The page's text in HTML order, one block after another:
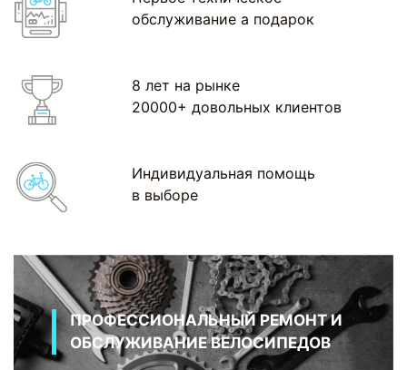
обслуживание а подарок
8 лет на рынке
20000+ довольных клиентов
Индивидуальная помощь
в выборе
ПРОФЕССИОНАЛЬНЫЙ РЕМОНТ И
ОБСЛУЖИВАНИЕ ВЕЛОСИПЕДОВ